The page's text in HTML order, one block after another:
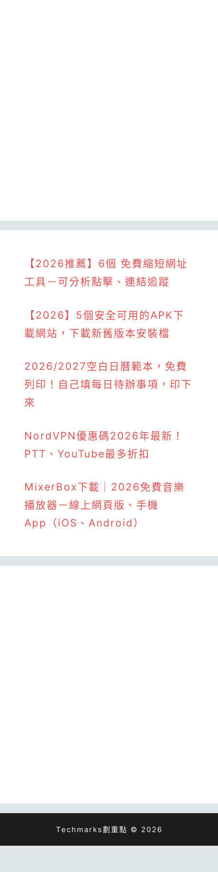
【2026推薦】6個 免費縮短網址
工具－可分析點擊、連結追蹤
【2026】5個安全可用的APK下
載網站，下載新舊版本安裝檔
2026/2027空白日曆範本，免費
列印！自己填每日待辦事項，印下
來
NordVPN優惠碼2026年最新！
PTT、YouTube最多折扣
MixerBox下載｜2026免費音樂
播放器－線上網頁版、手機
App（iOS、Android）
Techmarks劃重點 © 2026